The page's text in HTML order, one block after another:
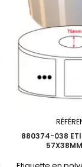
880374-038